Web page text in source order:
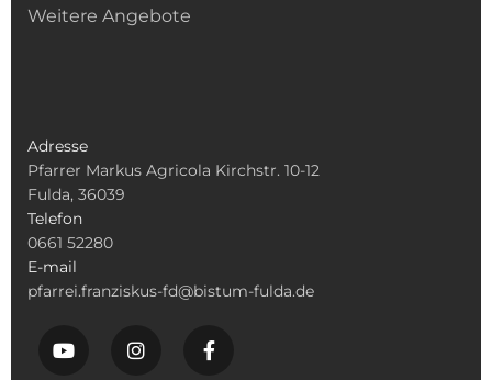
Weitere Angebote
Adresse
Pfarrer Markus Agricola Kirchstr. 10-12
Fulda, 36039
Telefon
0661 52280
E-mail
pfarrei.franziskus-fd@bistum-fulda.de